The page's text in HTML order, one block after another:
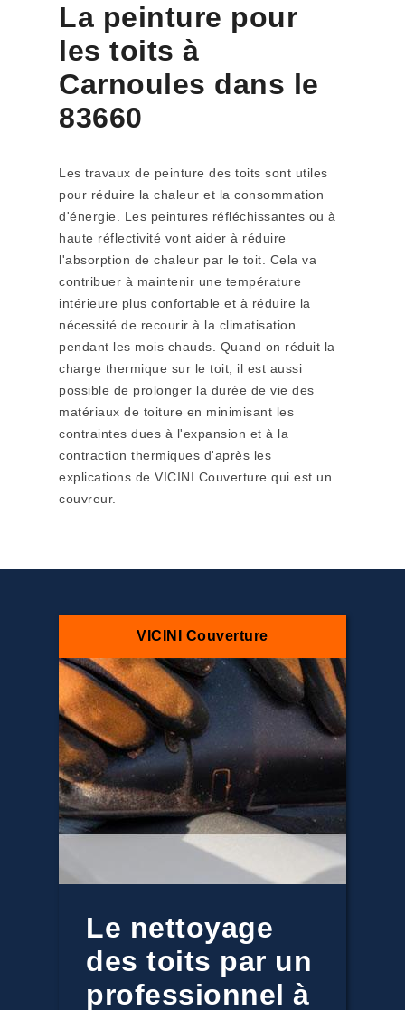
La peinture pour
les toits à
Carnoules dans le
83660
Les travaux de peinture des toits sont utiles
pour réduire la chaleur et la consommation
d'énergie. Les peintures réfléchissantes ou à
haute réflectivité vont aider à réduire
l'absorption de chaleur par le toit. Cela va
contribuer à maintenir une température
intérieure plus confortable et à réduire la
nécessité de recourir à la climatisation
pendant les mois chauds. Quand on réduit la
charge thermique sur le toit, il est aussi
possible de prolonger la durée de vie des
matériaux de toiture en minimisant les
contraintes dues à l'expansion et à la
contraction thermiques d'après les
explications de VICINI Couverture qui est un
couvreur.
VICINI Couverture
Le nettoyage
des toits par un
professionnel à